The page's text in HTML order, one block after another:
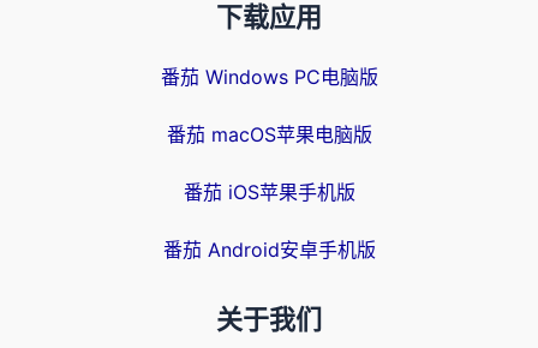
下载应用
番茄 Windows PC电脑版
番茄 macOS苹果电脑版
番茄 iOS苹果手机版
番茄 Android安卓手机版
关于我们